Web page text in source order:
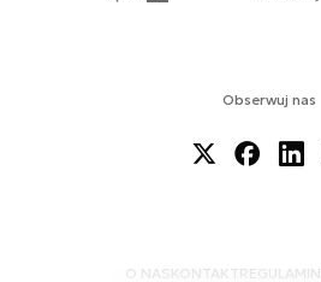
Obserwuj nas
O NAS KONTAKTREGULAMIN